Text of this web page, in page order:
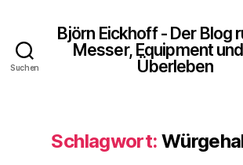
Suchen
Björn Eickhoff - Der Blog
Messer, Equipment
Überleben
Schlagwort: